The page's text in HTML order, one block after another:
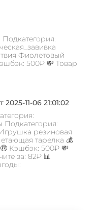
Фиолетовый
500₽ 💸 Товар
11-06 21:01:02
Подкатегория:
резиновая
тарелка 💰
Кэшбэк: 500₽ 💸
за: 82₽ 📊